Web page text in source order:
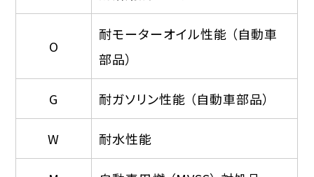
O
耐モーターオイル性能 （自動車
部品）
G 耐ガソリン性能 （自動車部品）
W 耐水性能